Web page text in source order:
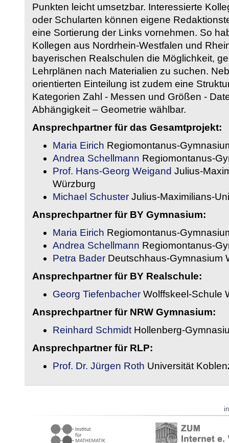
Punkten leicht umsetzbar. Interessierte
oder Schularten können eigene
eine Sortierung der Links vornehmen. So
Kollegen aus Nordrhein-Westfalen und
bayerischen Realschulen die Möglichkeit,
Lehrplänen nach Materialien zu suchen.
orientierten Einteilung ist zudem eine
Kategorien Zahl - Messen und Größen -
Abhängigkeit – Geometrie wählbar.
Ansprechpartner für das Gesamtprojekt:
Maria Eirich Regiomontanus-
Andrea Schellmann Regiomontanus-
Prof. Hans-Georg Weigand Julius-
Würzburg
Michael Schuster Julius-Maximilians-
Ansprechpartner für BY Gymnasium:
Maria Eirich Regiomontanus-
Andrea Schellmann Regiomontanus-
Petra Bader Deutschhaus-Gymnasium
Ansprechpartner für BY Realschule:
Georg Tiefenbacher Wolffskeel-Schule
Ansprechpartner für NRW Gymnasium:
Reinhard Schmidt Hollenberg-
Ansprechpartner für RLP:
Prof. Dr. Jürgen Roth Universität